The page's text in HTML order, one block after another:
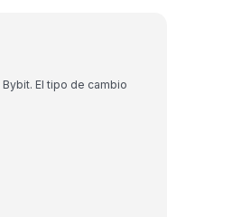
El tipo de cambio